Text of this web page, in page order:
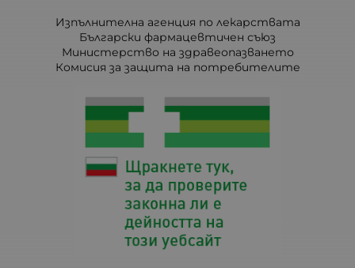
Изпълнителна агенция по лекарствата
Български фармацевтичен съюз
Министерство на здравеопазването
Комисия за защита на потребителите